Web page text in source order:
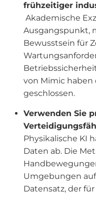
frühzeitiger
Akademische
Ausgangspunkt,
Bewusstsein für
von Mimic haben
geschlossen.
Verwenden Sie
Physikalische KI
Daten ab. Die
Umgebungen
Datensatz, der